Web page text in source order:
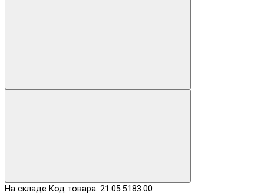
На складе Код товара: 21.05.5183.00